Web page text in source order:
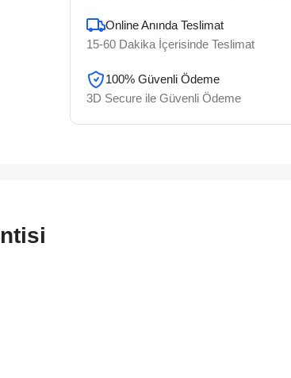
Online Anında Teslimat
15-60 Dakika İçerisinde Teslimat
100% Güvenli Ödeme
3D Secure ile Güvenli Ödeme